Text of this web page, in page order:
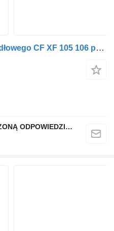
Volant DAF do ciągnika siodłowego CF XF 105 106 pour tracteur routier DAF CF XF 105 106
QINDITO SPÓŁKA Z OGRANICZONĄ ODPOWIEDZIALNOŚCIĄ